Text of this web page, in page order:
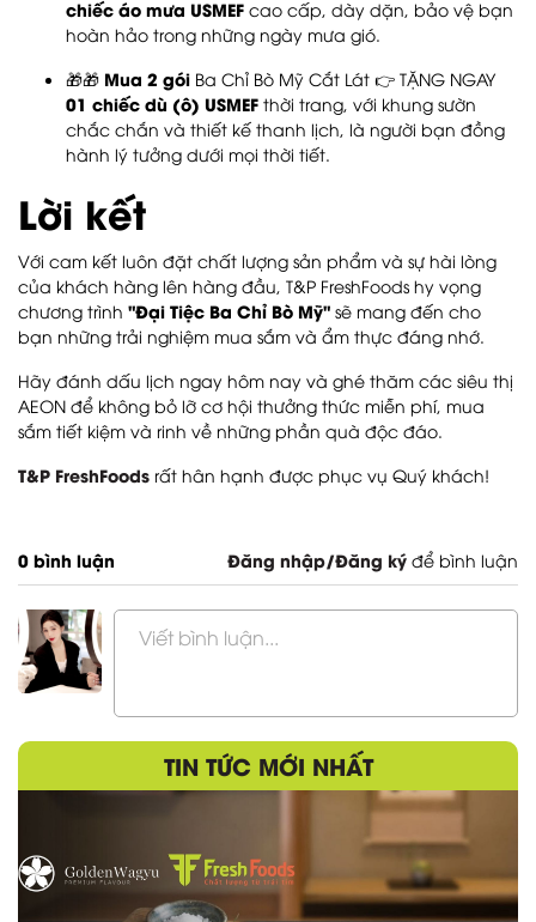
chiếc áo mưa USMEF cao cấp, dày dặn, bảo vệ bạn
hoàn hảo trong những ngày mưa gió.
🎁🎁 Mua 2 gói Ba Chỉ Bò Mỹ Cắt Lát 👉 TẶNG NGAY
01 chiếc dù (ô) USMEF thời trang, với khung sườn
chắc chắn và thiết kế thanh lịch, là người bạn đồng
hành lý tưởng dưới mọi thời tiết.
Lời kết
Với cam kết luôn đặt chất lượng sản phẩm và sự hài lòng
của khách hàng lên hàng đầu, T&P FreshFoods hy vọng
chương trình "Đại Tiệc Ba Chỉ Bò Mỹ" sẽ mang đến cho
bạn những trải nghiệm mua sắm và ẩm thực đáng nhớ.
Hãy đánh dấu lịch ngay hôm nay và ghé thăm các siêu thị
AEON để không bỏ lỡ cơ hội thưởng thức miễn phí, mua
sắm tiết kiệm và rinh về những phần quà độc đáo.
T&P FreshFoods rất hân hạnh được phục vụ Quý khách!
0 bình luận Đăng nhập/Đăng ký để bình luận
Viết bình luận...
TIN TỨC MỚI NHẤT